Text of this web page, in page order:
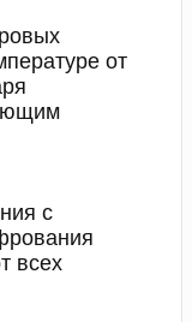
от
c
всех